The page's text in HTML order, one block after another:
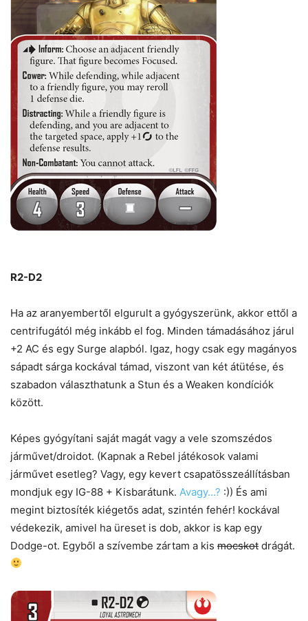
R2-D2
Ha az aranyembertől elgurult a gyógyszerünk, akkor ettől a
centrifugától még inkább el fog. Minden támadásához járul
+2 AC és egy Surge alapból. Igaz, hogy csak egy magányos
sápadt sárga kockával támad, viszont van két átütése, és
szabadon választhatunk a Stun és a Weaken kondíciók
között.
Képes gyógyítani saját magát vagy a vele szomszédos
járművet/droidot. (Kapnak a Rebel játékosok valami
járművet esetleg? Vagy, egy kevert csapatösszeállításban
mondjuk egy IG-88 + Kisbarátunk. Avagy…? :)) És ami
megint biztosíték kiégetős adat, szintén fehér! kockával
védekezik, amivel ha üreset is dob, akkor is kap egy
Dodge-ot. Egyből a szívembe zártam a kis mocskot drágát.